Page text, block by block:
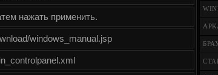
нажать применить.
windows_manual.jsp